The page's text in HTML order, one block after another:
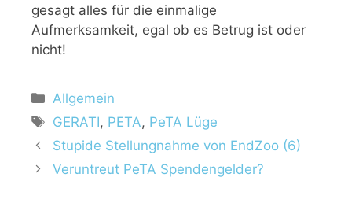
gesagt alles für die einmalige
Aufmerksamkeit, egal ob es Betrug ist oder
nicht!
Allgemein
GERATI, PETA, PeTA Lüge
Stupide Stellungnahme von EndZoo (6)
Veruntreut PeTA Spendengelder?